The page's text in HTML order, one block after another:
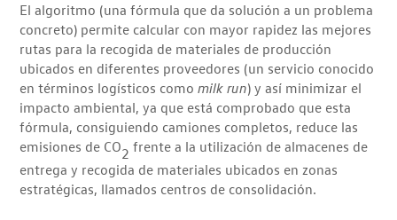
El algoritmo (una fórmula que da solución a un problema
concreto) permite calcular con mayor rapidez las mejores
rutas para la recogida de materiales de producción
ubicados en diferentes proveedores (un servicio conocido
en términos logísticos comomilk run) y así minimizar el
impacto ambiental, ya que está comprobado que esta
fórmula, consiguiendo camiones completos, reduce las
emisiones de CO2 frente a la utilización de almacenes de
entrega y recogida de materiales ubicados en zonas
estratégicas, llamados centros de consolidación.